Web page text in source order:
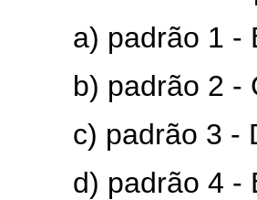
a) padrão 1 -
b) padrão 2 -
c) padrão 3 -
d) padrão 4 -